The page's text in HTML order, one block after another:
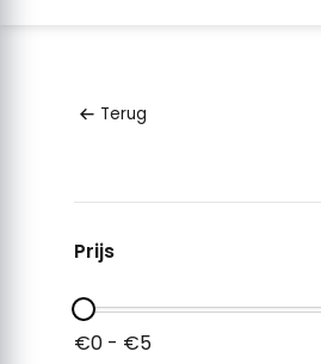
Terug
Prijs
€0 - €5